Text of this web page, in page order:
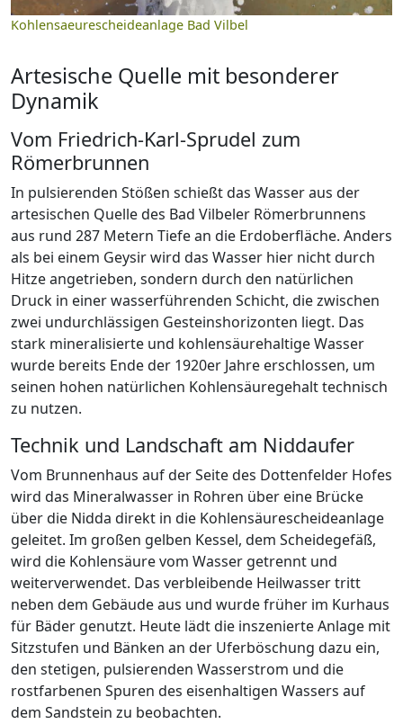
Kohlensaeurescheideanlage Bad Vilbel
Artesische Quelle mit besonderer
Dynamik
Vom Friedrich-Karl-Sprudel zum
Römerbrunnen
In pulsierenden Stößen schießt das Wasser aus der
artesischen Quelle des Bad Vilbeler Römerbrunnens
aus rund 287 Metern Tiefe an die Erdoberfläche. Anders
als bei einem Geysir wird das Wasser hier nicht durch
Hitze angetrieben, sondern durch den natürlichen
Druck in einer wasserführenden Schicht, die zwischen
zwei undurchlässigen Gesteinshorizonten liegt. Das
stark mineralisierte und kohlensäurehaltige Wasser
wurde bereits Ende der 1920er Jahre erschlossen, um
seinen hohen natürlichen Kohlensäuregehalt technisch
zu nutzen.
Technik und Landschaft am Niddaufer
Vom Brunnenhaus auf der Seite des Dottenfelder Hofes
wird das Mineralwasser in Rohren über eine Brücke
über die Nidda direkt in die Kohlensäurescheideanlage
geleitet. Im großen gelben Kessel, dem Scheidegefäß,
wird die Kohlensäure vom Wasser getrennt und
weiterverwendet. Das verbleibende Heilwasser tritt
neben dem Gebäude aus und wurde früher im Kurhaus
für Bäder genutzt. Heute lädt die inszenierte Anlage mit
Sitzstufen und Bänken an der Uferböschung dazu ein,
den stetigen, pulsierenden Wasserstrom und die
rostfarbenen Spuren des eisenhaltigen Wassers auf
dem Sandstein zu beobachten.